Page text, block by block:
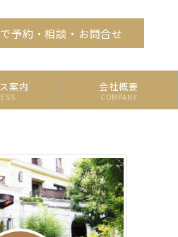
予約・相談・お問合せ
案内 会社概要
COMPANY